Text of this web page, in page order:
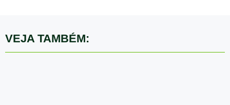
VEJA TAMBÉM: